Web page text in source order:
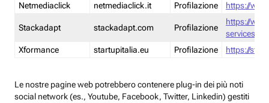
Netmediaclick
netmediaclick.it Profilazione https://
Stackadapt stackadapt.com Profilazione
https://
services-
Xformance
startupitalia.eu Profilazione https://
Le nostre pagine web potrebbero contenere plug-in dei più noti
social network (es., Youtube, Facebook, Twitter, Linkedin) gestiti